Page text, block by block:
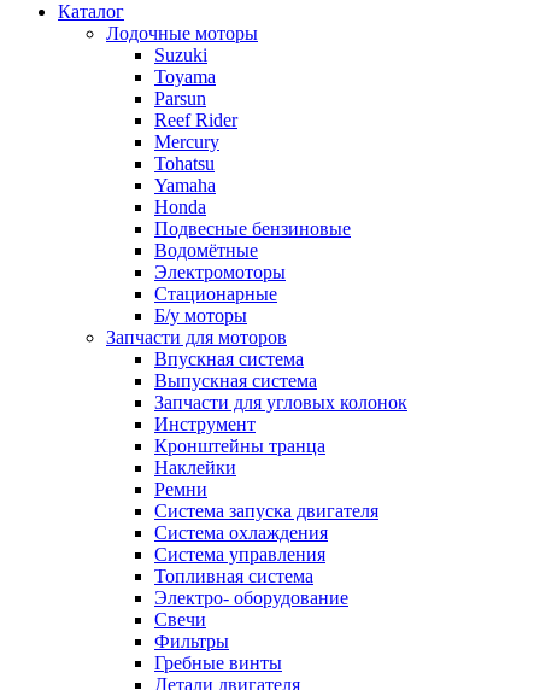
Каталог
Лодочные моторы
Suzuki
Toyama
Parsun
Reef Rider
Mercury
Tohatsu
Yamaha
Honda
Подвесные бензиновые
Водомётные
Электромоторы
Стационарные
Б/у моторы
Запчасти для моторов
Впускная система
Выпускная система
Запчасти для угловых колонок
Инструмент
Кронштейны транца
Наклейки
Ремни
Система запуска двигателя
Система охлаждения
Система управления
Топливная система
Электро- оборудование
Свечи
Фильтры
Гребные винты
Детали двигателя